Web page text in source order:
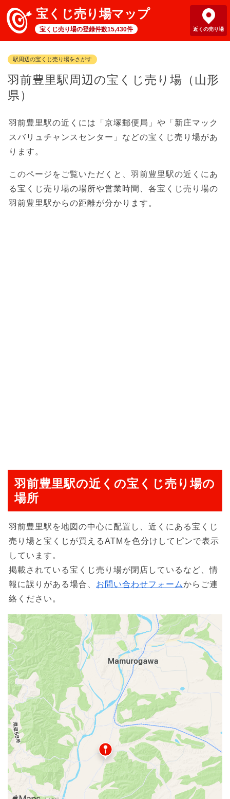
宝くじ売り場マップ
宝くじ売り場の登録件数15,430件 近くの売り場
駅周辺の宝くじ売り場をさがす
羽前豊里駅周辺の宝くじ売り場（山形
県）
羽前豊里駅の近くには「京塚郵便局」や「新庄マック
スバリュチャンスセンター」などの宝くじ売り場があ
ります。
このページをご覧いただくと、羽前豊里駅の近くにあ
る宝くじ売り場の場所や営業時間、各宝くじ売り場の
羽前豊里駅からの距離が分かります。
羽前豊里駅の近くの宝くじ売り場の
場所
羽前豊里駅を地図の中心に配置し、近くにある宝くじ
売り場と宝くじが買えるATMを色分けしてピンで表示
しています。
掲載されている宝くじ売り場が閉店しているなど、情
報に誤りがある場合、 お問い合わせフォームからご連
絡ください。